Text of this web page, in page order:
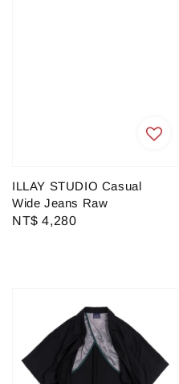
ILLAY STUDIO Casual
Wide Jeans Raw
Regular
NT$ 4,280